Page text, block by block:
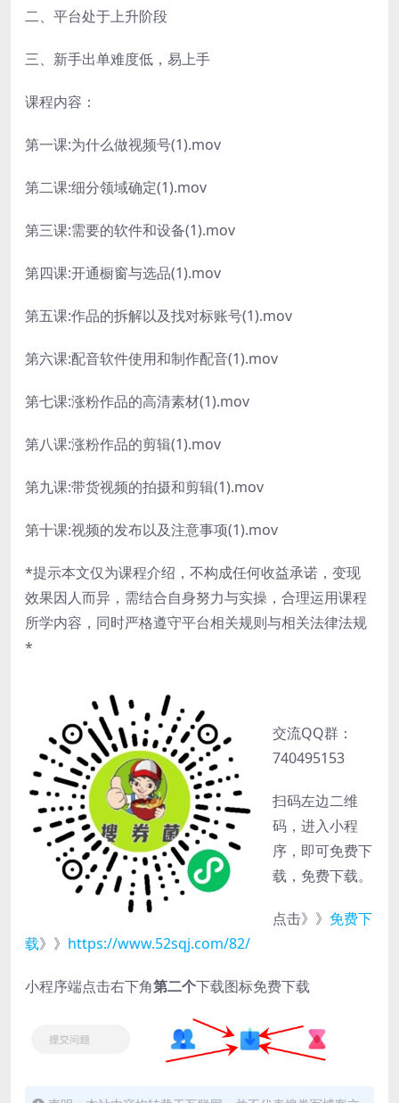
二、平台处于上升阶段
三、新手出单难度低，易上手
课程内容：
第一课:为什么做视频号(1).mov
第二课:细分领域确定(1).mov
第三课:需要的软件和设备(1).mov
第四课:开通橱窗与选品(1).mov
第五课:作品的拆解以及找对标账号(1).mov
第六课:配音软件使用和制作配音(1).mov
第七课:涨粉作品的高清素材(1).mov
第八课:涨粉作品的剪辑(1).mov
第九课:带货视频的拍摄和剪辑(1).mov
第十课:视频的发布以及注意事项(1).mov
*提示本文仅为课程介绍，不构成任何收益承诺，变现
效果因人而异，需结合自身努力与实操，合理运用课程
所学内容，同时严格遵守平台相关规则与相关法律法规
*
交流QQ群：
740495153
扫码左边二维
码，进入小程
序，即可免费下
载，免费下载。
点击》》 免费下
载》》 https://www.52sqj.com/82/
小程序端点击右下角第二个下载图标免费下载